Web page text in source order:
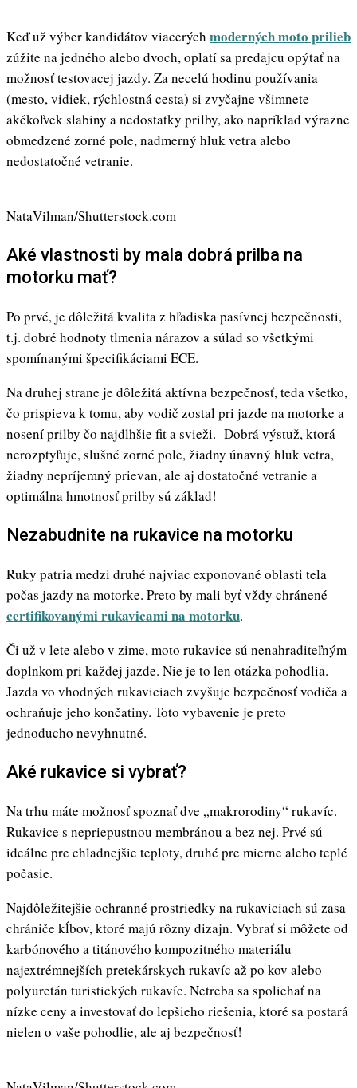
Keď už výber kandidátov viacerých moderných moto prilieb
zúžite na jedného alebo dvoch, oplatí sa predajcu opýtať na
možnosť testovacej jazdy. Za necelú hodinu používania
(mesto, vidiek, rýchlostná cesta) si zvyčajne všimnete
akékoľvek slabiny a nedostatky prilby, ako napríklad výrazne
obmedzené zorné pole, nadmerný hluk vetra alebo
nedostatočné vetranie.
NataVilman/Shutterstock.com
Aké vlastnosti by mala dobrá prilba na
motorku mať?
Po prvé, je dôležitá kvalita z hľadiska pasívnej bezpečnosti,
t.j. dobré hodnoty tlmenia nárazov a súlad so všetkými
spomínanými špecifikáciami ECE.
Na druhej strane je dôležitá aktívna bezpečnosť, teda všetko,
čo prispieva k tomu, aby vodič zostal pri jazde na motorke a
nosení prilby čo najdlhšie fit a svieži. Dobrá výstuž, ktorá
nerozptyľuje, slušné zorné pole, žiadny únavný hluk vetra,
žiadny nepríjemný prievan, ale aj dostatočné vetranie a
optimálna hmotnosť prilby sú základ!
Nezabudnite na rukavice na motorku
Ruky patria medzi druhé najviac exponované oblasti tela
počas jazdy na motorke. Preto by mali byť vždy chránené
certifikovanými rukavicami na motorku.
Či už v lete alebo v zime, moto rukavice sú nenahraditeľným
doplnkom pri každej jazde. Nie je to len otázka pohodlia.
Jazda vo vhodných rukaviciach zvyšuje bezpečnosť vodiča a
ochraňuje jeho končatiny. Toto vybavenie je preto
jednoducho nevyhnutné.
Aké rukavice si vybrať?
Na trhu máte možnosť spoznať dve „makrorodiny“ rukavíc.
Rukavice s nepriepustnou membránou a bez nej. Prvé sú
ideálne pre chladnejšie teploty, druhé pre mierne alebo teplé
počasie.
Najdôležitejšie ochranné prostriedky na rukaviciach sú zasa
chrániče kĺbov, ktoré majú rôzny dizajn. Vybrať si môžete od
karbónového a titánového kompozitného materiálu
najextrémnejších pretekárskych rukavíc až po kov alebo
polyuretán turistických rukavíc. Netreba sa spoliehať na
nízke ceny a investovať do lepšieho riešenia, ktoré sa postará
nielen o vaše pohodlie, ale aj bezpečnosť!